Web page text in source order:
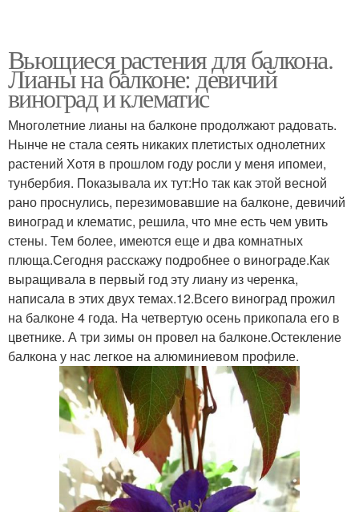
Вьющиеся растения для балкона.
Лианы на балконе: девичий
виноград и клематис
Многолетние лианы на балконе продолжают радовать.
Нынче не стала сеять никаких плетистых однолетних
растений Хотя в прошлом году росли у меня ипомеи,
тунбербия. Показывала их тут:Но так как этой весной
рано проснулись, перезимовавшие на балконе, девичий
виноград и клематис, решила, что мне есть чем увить
стены. Тем более, имеются еще и два комнатных
плюща.Сегодня расскажу подробнее о винограде.Как
выращивала в первый год эту лиану из черенка,
написала в этих двух темах.12.Всего виноград прожил
на балконе 4 года. На четвертую осень прикопала его в
цветнике. А три зимы он провел на балконе.Остекление
балкона у нас легкое на алюминиевом профиле.